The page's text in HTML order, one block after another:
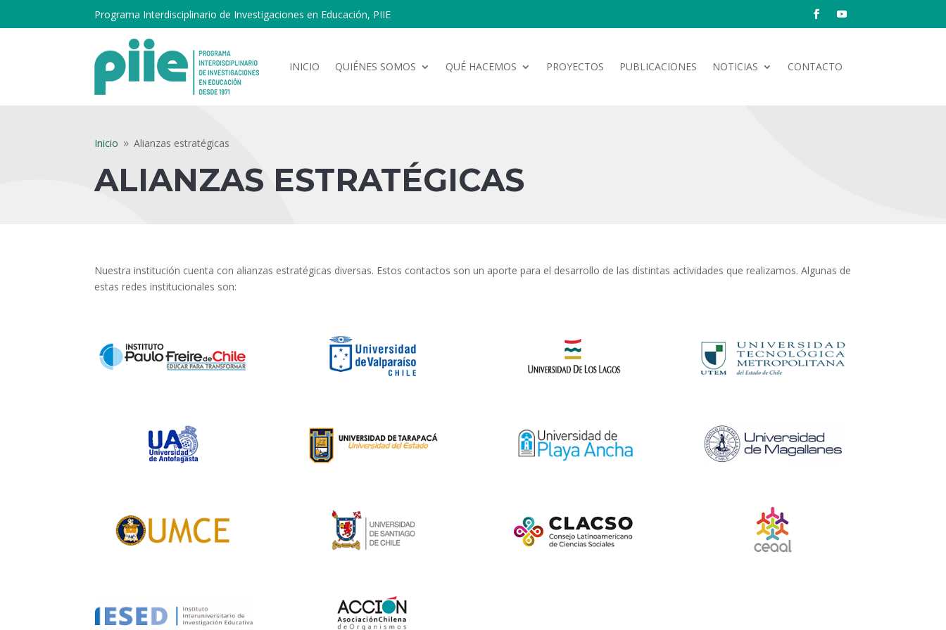
Programa Interdisciplinario de Investigaciones en Educación, PIIE
INICIO QUIÉNES SOMOS QUÉ HACEMOS PROYECTOS PUBLICACIONES NOTICIAS CONTACTO
Inicio 9 Alianzas estratégicas
ALIANZAS ESTRATÉGICAS
Nuestra institución cuenta con alianzas estratégicas diversas. Estos contactos son un aporte para el desarrollo de las distintas actividades que realizamos. Algunas de
estas redes institucionales son: